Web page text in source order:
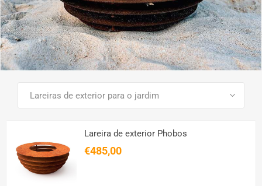
VER TODOS OS PRODUTOS
Lareira de exterior Phobos
€485,00